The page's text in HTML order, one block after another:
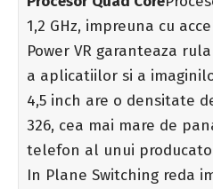
1,2 GHz, impreuna cu
Power VR garanteaza
a aplicatiilor si a
4,5 inch are o densitate
326, cea mai mare de
telefon al unui
In Plane Switching reda